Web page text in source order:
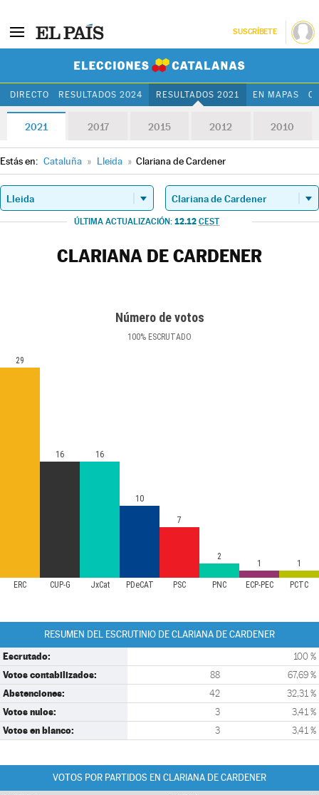
SUSCRÍBETE
DIRECTO RESULTADOS 2024 RESULTADOS 2021 EN MAPAS
2021 2017 2015 2012 2010
Estás en: Cataluña » Lleida » Clariana de Cardener
ÚLTIMA ACTUALIZACIÓN: 12.12 CEST
CLARIANA DE CARDENER
Número de votos
100% ESCRUTADO
ERC CUP-G JxCat PDeCAT PSC PNC ECP-PEC PCTC
29
16 16
10
7
2
1 1
RESUMEN DEL ESCRUTINIO DE CLARIANA DE CARDENER
Escrutado: 100 %
Votos contabilizados: 88 67,69 %
Abstenciones: 42 32,31 %
Votos nulos: 3 3,41 %
Votos en blanco: 3 3,41 %
VOTOS POR PARTIDOS EN CLARIANA DE CARDENER